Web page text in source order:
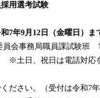
用選考試験
7年9月12日（金曜日）ま
員会事務局職員課試験班
対応を実施し
ださい。（受付は令和7年